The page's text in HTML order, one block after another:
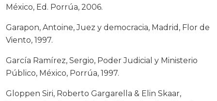
México, Ed. Porrúa, 2006.
Garapon, Antoine, Juez y democracia, Madrid, Flor de
Viento, 1997.
García Ramírez, Sergio, Poder Judicial y Ministerio
Público, México, Porrúa, 1997.
Gloppen Siri, Roberto Gargarella & Elin Skaar,